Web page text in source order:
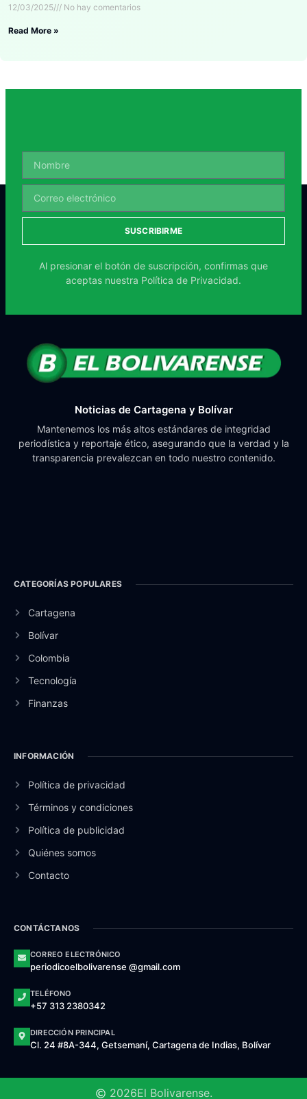
12/03/2025 No hay comentarios
Read More »
SUSCRIBIRME
Al presionar el botón de suscripción, confirmas que
aceptas nuestra Política de Privacidad.
Noticias de Cartagena y Bolívar
Mantenemos los más altos estándares de integridad
periodística y reportaje ético, asegurando que la verdad y la
transparencia prevalezcan en todo nuestro contenido.
CATEGORÍAS POPULARES
Cartagena
Bolívar
Colombia
Tecnología
Finanzas
INFORMACIÓN
Política de privacidad
Términos y condiciones
Política de publicidad
Quiénes somos
Contacto
CONTÁCTANOS
CORREO ELECTRÓNICO
periodicoelbolivarense @gmail.com
TELÉFONO
+57 313 2380342
DIRECCIÓN PRINCIPAL
Cl. 24 #8A-344, Getsemaní, Cartagena de Indias, Bolívar
2026El Bolivarense.